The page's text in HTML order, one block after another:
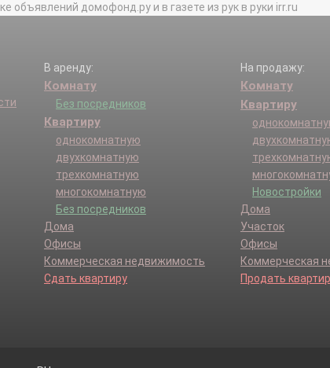
объявлений домофонд.ру и в газете из рук в руки irr.ru
В аренду:
Комнату
Без посредников
Квартиру
однокомнатную
двухкомнатную
трехкомнатную
многокомнатную
Без посредников
Дома
Офисы
Коммерческая недвижимость
Сдать квартиру
На продажу:
Комнату
Квартиру
Новостройки
Дома
Участок
Офисы
Коммерческая
Продать